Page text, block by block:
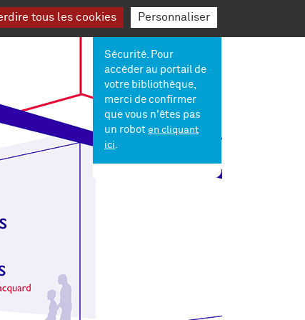
Mon
compte
Sécurité. Pour
accéder au portail de
votre bibliothèque,
merci de confirmer
que vous n'êtes pas
un roboten cliquant
ici.
tous les cookies Personnaliser